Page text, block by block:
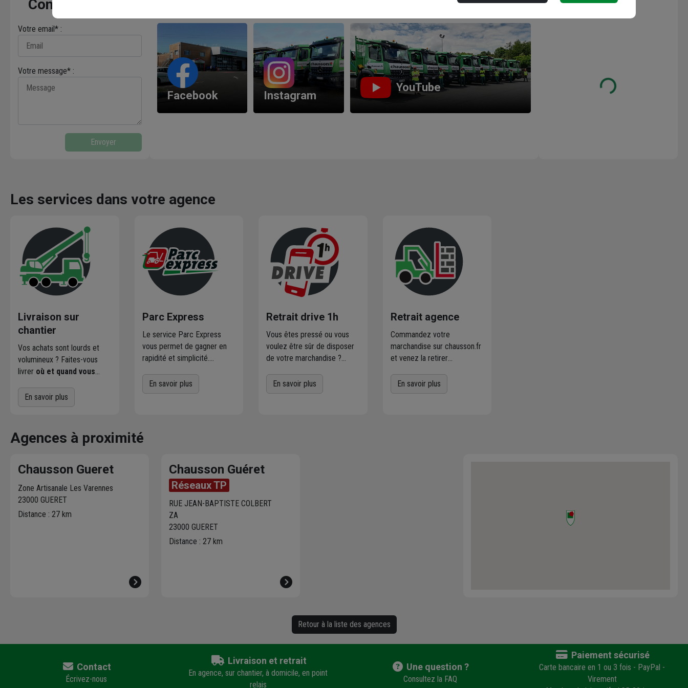
8,00 M x 0,60 M
Contactez-nous
Votre email* :
Votre message* :
Envoyer
Facebook Instagram
YouTube
Les avis
Loading...
Les services dans votre agence
Livraison sur
chantier
Vos achats sont lourds et
volumineux ? Faites-vous
livrer où et quand vous
qui effectue la livraison vous
contacte pour fixer le
livraison. Bonus : Nous livrons
jusqu'au 7ème étage.
En savoir plus
Parc Express
Le service Parc Express
vous permet de gagner en
rapidité et simplicité.
directement sur le parc par
nos magasiniers pour vos
En savoir plus
Retrait drive 1h
Vous êtes pressé ou vous
voulez être sûr de disposer
de votre marchandise ?
produits disponibles dans
votre agence sur
En savoir plus
Retrait agence
Commandez votre
marchandise sur chausson.fr
et venez la retirer
l'agence Chausson à
proximitéde chez vous.
En savoir plus
Agences à proximité
Chausson Gueret
Zone Artisanale Les Varennes
23000 GUERET
Distance : 27 km
Chausson Guéret
Réseaux TP
RUE JEAN-BAPTISTE COLBERT
ZA
23000 GUERET
Distance : 27 km
Retour à la liste des agences
Contact
Écrivez-nous
Livraison et retrait
En agence, sur chantier, à domicile, en point
relais
Une question ?
Consultez la FAQ
Paiement sécurisé
Carte bancaire en 1 ou 3 fois - PayPal -
Virement